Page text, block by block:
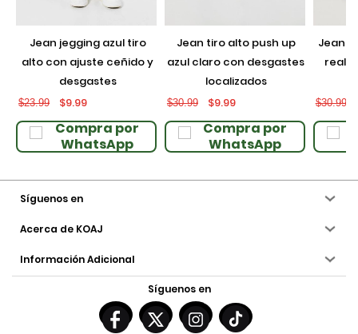
jean jegging azul tiro
alto con ajuste ceñido y
desgastes
$23.99 $9.99
Compra por
WhatsApp
jean tiro alto push up
azul claro con desgastes
localizados
$30.99 $9.99
Compra por
WhatsApp
jean push up negro con
$30.99
Síguenos en
Acerca de KOAJ
Información Adicional
Síguenos en